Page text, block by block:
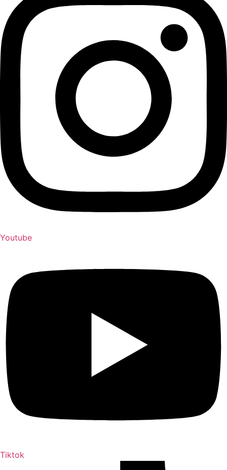
Youtube
Tiktok